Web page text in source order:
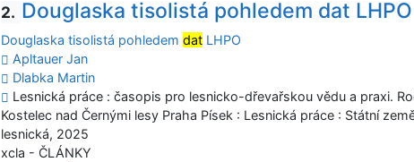
2. Douglaska tisolistá pohledem dat LHPO
Douglaska tisolistá pohledemdat LHPO
Apltauer Jan
Dlabka Martin
Lesnická práce : časopis pro lesnicko-dřevařskou vědu a praxi.
Kostelec nad Černými lesy Praha Písek : Lesnická práce : Státní
lesnická, 2025
xcla - ČLÁNKY